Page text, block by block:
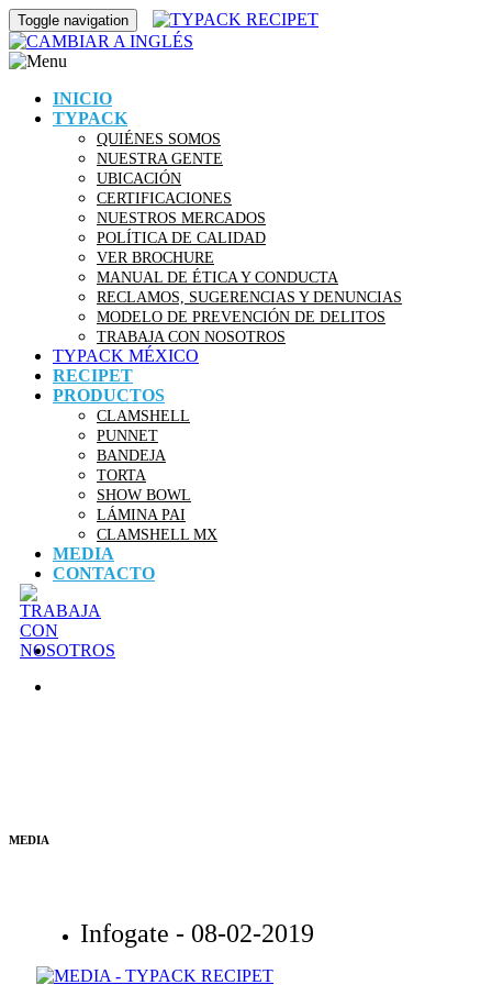
Toggle navigation
INICIO
TYPACK
QUIÉNES SOMOS
NUESTRA GENTE
UBICACIÓN
CERTIFICACIONES
NUESTROS MERCADOS
POLÍTICA DE CALIDAD
VER BROCHURE
MANUAL DE ÉTICA Y CONDUCTA
RECLAMOS, SUGERENCIAS Y DENUNCIAS
MODELO DE PREVENCIÓN DE DELITOS
TRABAJA CON NOSOTROS
TYPACK MÉXICO
RECIPET
PRODUCTOS
CLAMSHELL
PUNNET
BANDEJA
TORTA
SHOW BOWL
LÁMINA PAI
CLAMSHELL MX
MEDIA
CONTACTO
MEDIA
Infogate - 08-02-2019